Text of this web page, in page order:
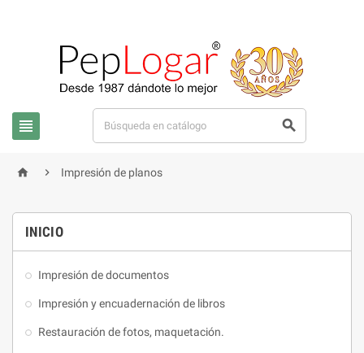
 
  Impresión de planos
INICIO
Impresión de documentos
Impresión y encuadernación de libros
Restauración de fotos, maquetación.